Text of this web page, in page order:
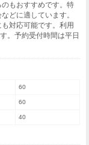
もおすすめです。特
どに適しています。
対応可能です。利用
。予約受付時間は平日
60
60
40